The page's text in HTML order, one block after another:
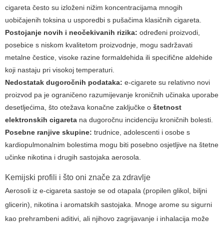
cigareta često su izloženi nižim koncentracijama mnogih
uobičajenih toksina u usporedbi s pušačima klasičnih cigareta.
Postojanje novih i neočekivanih rizika: određeni proizvodi,
posebice s niskom kvalitetom proizvodnje, mogu sadržavati
metalne čestice, visoke razine formaldehida ili specifične aldehide
koji nastaju pri visokoj temperaturi.
Nedostatak dugoročnih podataka: e-cigarete su relativno novi
proizvod pa je ograničeno razumijevanje kroničnih učinaka uporabe
desetljećima, što otežava konačne zaključke o štetnost
elektronskih cigareta na dugoročnu incidenciju kroničnih bolesti.
Posebne ranjive skupine: trudnice, adolescenti i osobe s
kardiopulmonalnim bolestima mogu biti posebno osjetljive na štetne
učinke nikotina i drugih sastojaka aerosola.
Kemijski profili i što oni znače za zdravlje
Aerosoli iz e-cigareta sastoje se od otapala (propilen glikol, biljni
glicerin), nikotina i aromatskih sastojaka. Mnoge arome su sigurni
kao prehrambeni aditivi, ali njihovo zagrijavanje i inhalacija može